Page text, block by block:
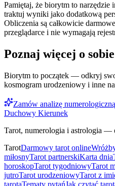
Pamiętaj, że biorytm to
traktuj wyniki jako dodatkową
Obliczenia są całkowicie
przeglądarce i nie wymagają
Poznaj więcej o sobie
Biorytm to początek — odkryj
kosmogram urodzeniowy i inne
Zamów analizę numerologiczną
Duchowy Kierunek
Tarot, numerologia i astrologia —
TarotDarmowy tarot online
miłosnyTarot partnerskiKarta dnia
horoskopTarot tygodniowyTarot
jutroTarot urodzeniowyTarot z
tarotaTematy pytańJak czytać